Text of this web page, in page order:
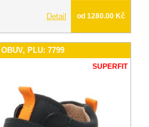
Detail od 1280.00 Kč
PLU: 7799
SUPERFIT